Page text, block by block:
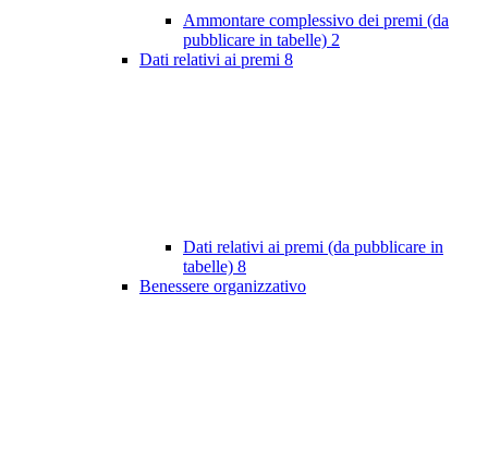
Ammontare complessivo dei premi (da
pubblicare in tabelle) 2
Dati relativi ai premi 8
Dati relativi ai premi (da pubblicare in
tabelle) 8
Benessere organizzativo